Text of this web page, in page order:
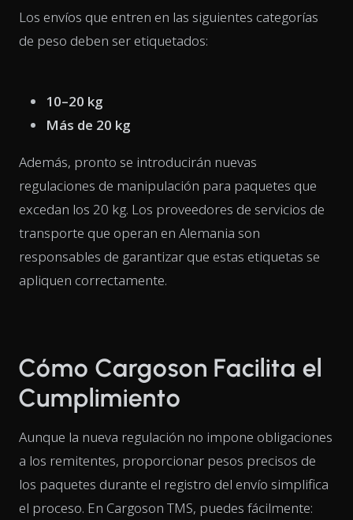
Los envíos que entren en las siguientes categorías
de peso deben ser etiquetados:
10–20 kg
Más de 20 kg
Además, pronto se introducirán nuevas
regulaciones de manipulación para paquetes que
excedan los 20 kg. Los proveedores de servicios de
transporte que operan en Alemania son
responsables de garantizar que estas etiquetas se
apliquen correctamente.
Cómo Cargoson Facilita el
Cumplimiento
Aunque la nueva regulación no impone obligaciones
a los remitentes, proporcionar pesos precisos de
los paquetes durante el registro del envío simplifica
el proceso. En Cargoson TMS, puedes fácilmente: